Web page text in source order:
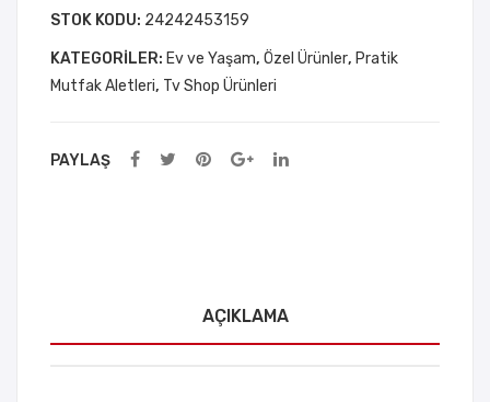
STOK KODU: 24242453159
KATEGORILER: Ev ve Yaşam, Özel Ürünler, Pratik
Mutfak Aletleri, Tv Shop Ürünleri
PAYLAŞ
AÇIKLAMA